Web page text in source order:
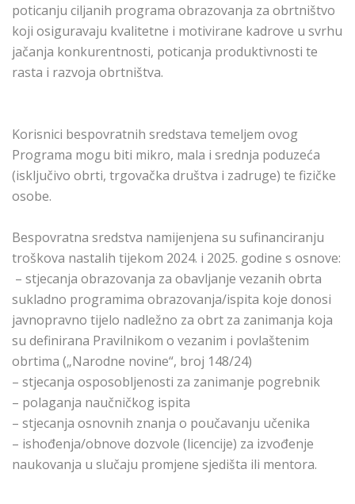
poticanju ciljanih programa obrazovanja za obrtništvo
koji osiguravaju kvalitetne i motivirane kadrove u svrhu
jačanja konkurentnosti, poticanja produktivnosti te
rasta i razvoja obrtništva.
Korisnici bespovratnih sredstava temeljem ovog
Programa mogu biti mikro, mala i srednja poduzeća
(isključivo obrti, trgovačka društva i zadruge) te fizičke
osobe.
Bespovratna sredstva namijenjena su sufinanciranju
troškova nastalih tijekom 2024. i 2025. godine s osnove:
– stjecanja obrazovanja za obavljanje vezanih obrta
sukladno programima obrazovanja/ispita koje donosi
javnopravno tijelo nadležno za obrt za zanimanja koja
su definirana Pravilnikom o vezanim i povlaštenim
obrtima („Narodne novine“, broj 148/24)
– stjecanja osposobljenosti za zanimanje pogrebnik
– polaganja naučničkog ispita
– stjecanja osnovnih znanja o poučavanju učenika
– ishođenja/obnove dozvole (licencije) za izvođenje
naukovanja u slučaju promjene sjedišta ili mentora.